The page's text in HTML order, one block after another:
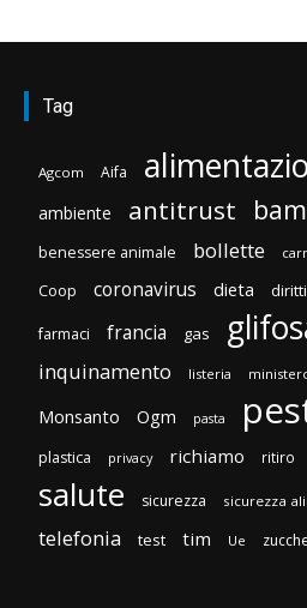
Tag
Agcom Aifa
ambiente antitrust
benessere animale bollette
Coop coronavirus dieta diritti
farmaci francia gas
inquinamento listeria
Monsanto Ogm pasta
plastica privacy richiamo ritiro
salute sicurezza sicurezza
telefonia test tim Ue